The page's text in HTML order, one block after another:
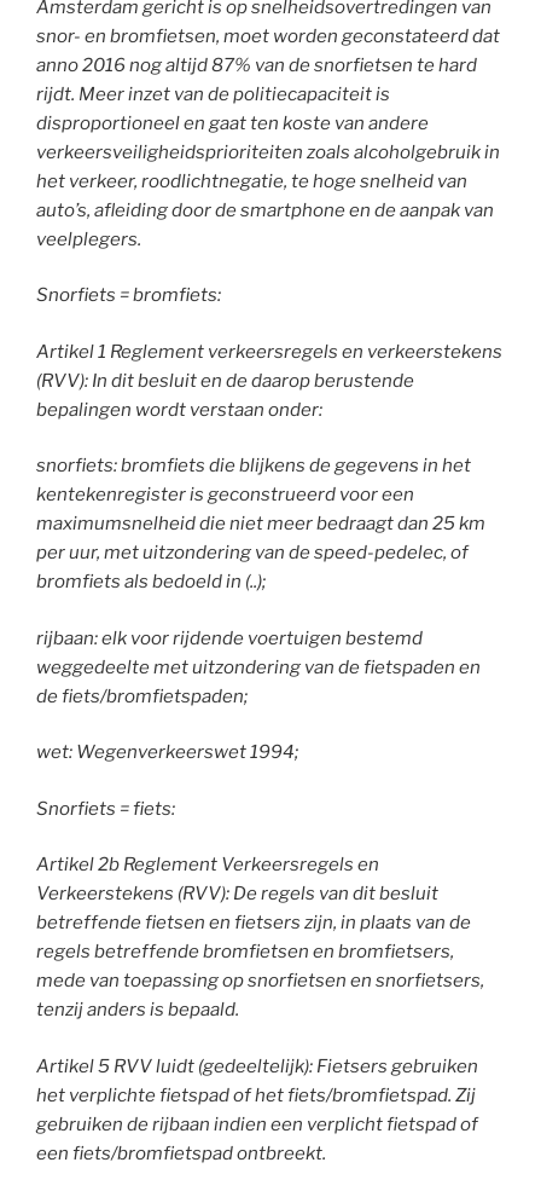
Amsterdam gericht is op snelheidsovertredingen van
snor- en bromfietsen, moet worden geconstateerd dat
anno 2016 nog altijd 87% van de snorfietsen te hard
rijdt. Meer inzet van de politiecapaciteit is
disproportioneel en gaat ten koste van andere
verkeersveiligheidsprioriteiten zoals alcoholgebruik in
het verkeer, roodlichtnegatie, te hoge snelheid van
auto’s, afleiding door de smartphone en de aanpak van
veelplegers.
Snorfiets = bromfiets:
Artikel 1 Reglement verkeersregels en verkeerstekens
(RVV): In dit besluit en de daarop berustende
bepalingen wordt verstaan onder:
snorfiets: bromfiets die blijkens de gegevens in het
kentekenregister is geconstrueerd voor een
maximumsnelheid die niet meer bedraagt dan 25 km
per uur, met uitzondering van de speed-pedelec, of
bromfiets als bedoeld in (..);
rijbaan: elk voor rijdende voertuigen bestemd
weggedeelte met uitzondering van de fietspaden en
de fiets/bromfietspaden;
wet: Wegenverkeerswet 1994;
Snorfiets = fiets:
Artikel 2b Reglement Verkeersregels en
Verkeerstekens (RVV): De regels van dit besluit
betreffende fietsen en fietsers zijn, in plaats van de
regels betreffende bromfietsen en bromfietsers,
mede van toepassing op snorfietsen en snorfietsers,
tenzij anders is bepaald.
Artikel 5 RVV luidt (gedeeltelijk): Fietsers gebruiken
het verplichte fietspad of het fiets/bromfietspad. Zij
gebruiken de rijbaan indien een verplicht fietspad of
een fiets/bromfietspad ontbreekt.